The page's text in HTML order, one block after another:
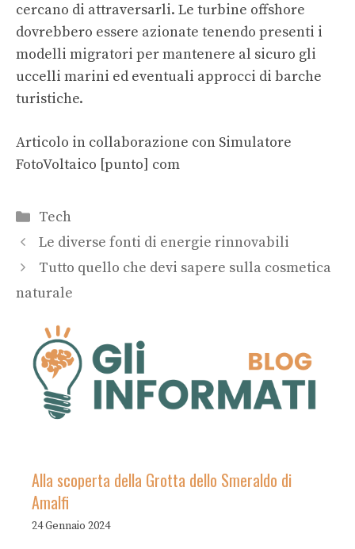
cercano di attraversarli. Le turbine offshore
dovrebbero essere azionate tenendo presenti i
modelli migratori per mantenere al sicuro gli
uccelli marini ed eventuali approcci di barche
turistiche.
Articolo in collaborazione con Simulatore
FotoVoltaico [punto] com
Categorie
Tech
Le diverse fonti di energie rinnovabili
Tutto quello che devi sapere sulla cosmetica
naturale
Alla scoperta della Grotta dello Smeraldo di
Amalfi
24 Gennaio 2024